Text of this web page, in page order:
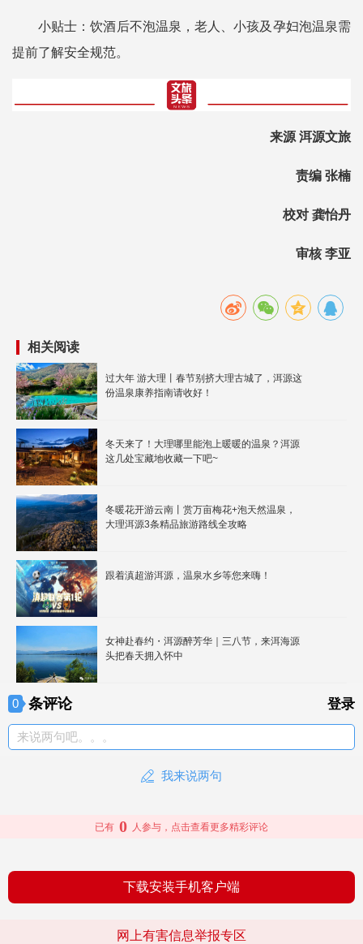
小贴士：饮酒后不泡温泉，老人、小孩及孕妇泡温泉需
提前了解安全规范。
来源 洱源文旅
责编 张楠
校对 龚怡丹
审核 李亚
相关阅读
过大年 游大理丨春节别挤大理古城了，洱源这
份温泉康养指南请收好！
冬天来了！大理哪里能泡上暖暖的温泉？洱源
这几处宝藏地收藏一下吧~
冬暖花开游云南丨赏万亩梅花+泡天然温泉，
大理洱源3条精品旅游路线全攻略
跟着滇超游洱源，温泉水乡等您来嗨！
女神赴春约・洱源醉芳华｜三八节，来洱海源
头把春天拥入怀中
0 条评论 登录
来说两句吧。。。
我来说两句
已有 0 人参与，点击查看更多精彩评论
下载安装手机客户端
网上有害信息举报专区